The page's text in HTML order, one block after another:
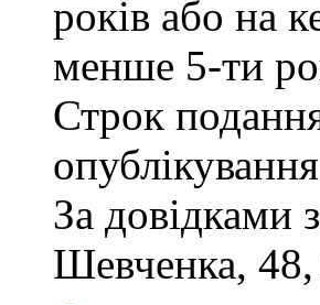
років або на
менше 5-ти
Строк
За довідками
Шевченка,